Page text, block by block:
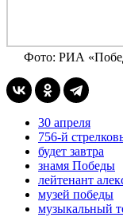
Фото: РИА
30 апреля
756-й
будет завтра
знамя Победы
лейтенант
музей победы
музыкальный